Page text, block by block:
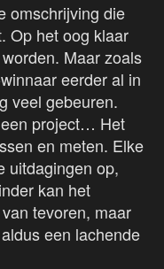
omschrijving die
Op het oog klaar
Maar zoals
eerder al in
veel gebeuren.
een project… Het
en meten. Elke
uitdagingen op,
kan het
tevoren, maar
een lachende